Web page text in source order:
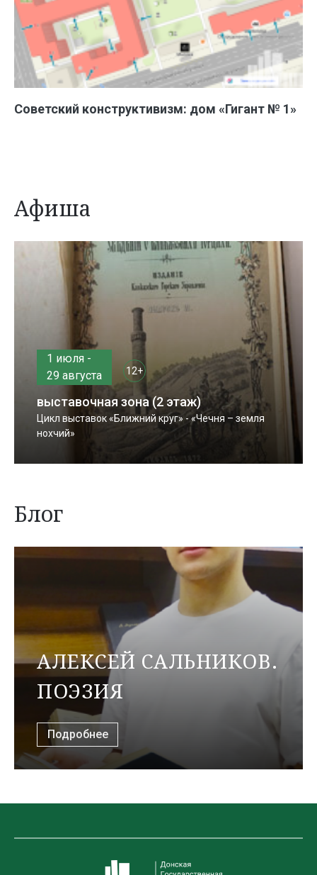
Советский конструктивизм: дом «Гигант № 1»
Афиша
1 июля -
29 августа
12+
выставочная зона (2 этаж)
Цикл выставок «Ближний круг» - «Чечня – земля
нохчий»
Блог
АЛЕКСЕЙ САЛЬНИКОВ.
ПОЭЗИЯ
Подробнее